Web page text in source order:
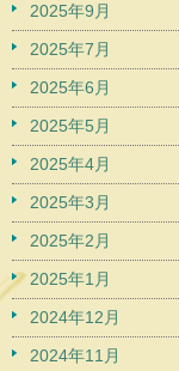
2025年9月
2025年7月
2025年6月
2025年5月
2025年4月
2025年3月
2025年2月
2025年1月
2024年12月
2024年11月